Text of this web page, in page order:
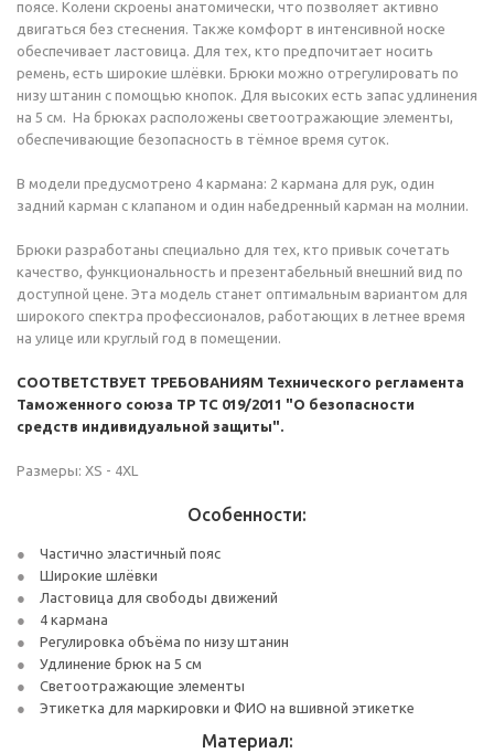
поясе. Колени скроены анатомически, что позволяет активно
двигаться без стеснения. Также комфорт в интенсивной носке
обеспечивает ластовица. Для тех, кто предпочитает носить
ремень, есть широкие шлёвки. Брюки можно отрегулировать по
низу штанин с помощью кнопок. Для высоких есть запас удлинения
на 5 см. На брюках расположены светоотражающие элементы,
обеспечивающие безопасность в тёмное время суток.
В модели предусмотрено 4 кармана: 2 кармана для рук, один
задний карман с клапаном и один набедренный карман на молнии.
Брюки разработаны специально для тех, кто привык сочетать
качество, функциональность и презентабельный внешний вид по
доступной цене. Эта модель станет оптимальным вариантом для
широкого спектра профессионалов, работающих в летнее время
на улице или круглый год в помещении.
СООТВЕТСТВУЕТ ТРЕБОВАНИЯМ Технического регламента
Таможенного союза ТР ТС 019/2011 "О безопасности
средств индивидуальной защиты".
Размеры: XS - 4XL
Особенности:
Частично эластичный пояс
Широкие шлёвки
Ластовица для свободы движений
4 кармана
Регулировка объёма по низу штанин
Удлинение брюк на 5 см
Светоотражающие элементы
Этикетка для маркировки и ФИО на вшивной этикетке
Материал: